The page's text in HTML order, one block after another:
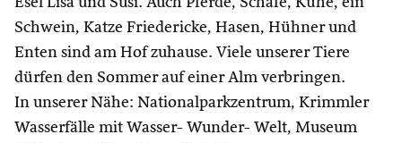
Schwein, Katze Friedericke, Hasen, Hühner und
Enten sind am Hof zuhause. Viele unserer Tiere
dürfen den Sommer auf einer Alm verbringen.
In unserer Nähe: Nationalparkzentrum, Krimmler
Wasserfälle mit Wasser- Wunder- Welt, Museum